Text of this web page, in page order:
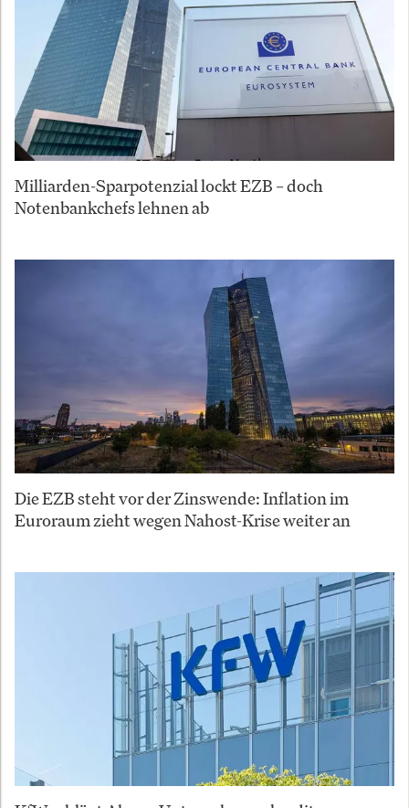
Milliarden-Sparpotenzial lockt EZB – doch
Notenbankchefs lehnen ab
Die EZB steht vor der Zinswende: Inflation im
Euroraum zieht wegen Nahost-Krise weiter an